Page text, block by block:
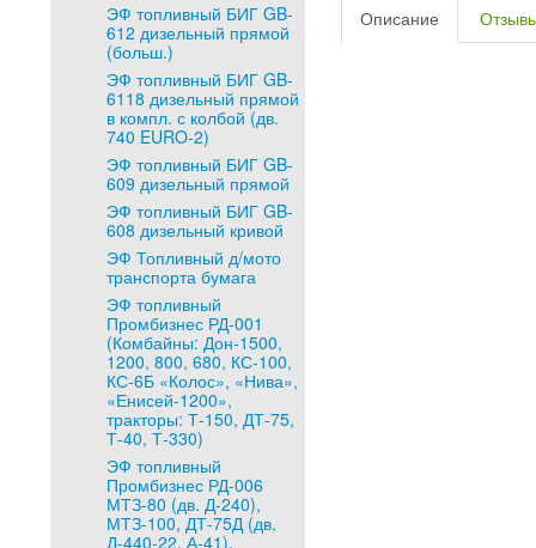
ЭФ топливный БИГ GB-
612 дизельный прямой
(больш.)
ЭФ топливный БИГ GB-
6118 дизельный прямой
в компл. с колбой (дв.
740 EURO-2)
ЭФ топливный БИГ GB-
609 дизельный прямой
ЭФ топливный БИГ GB-
608 дизельный кривой
ЭФ Топливный д/мото
транспорта бумага
ЭФ топливный
Промбизнес РД-001
(Комбайны: Дон-1500,
1200, 800, 680, КС-100,
КС-6Б «Колос», «Нива»,
«Енисей-1200»,
тракторы: Т-150, ДТ-75,
Т-40, Т-330)
ЭФ топливный
Промбизнес РД-006
МТЗ-80 (дв. Д-240),
МТЗ-100, ДТ-75Д (дв,
Д-440-22, А-41),
Описание